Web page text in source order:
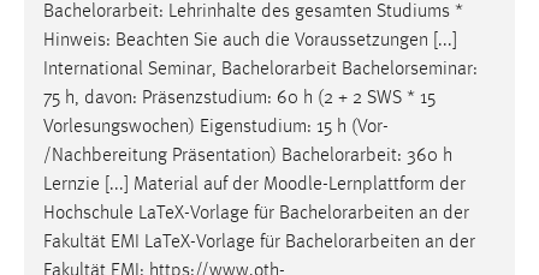
Bachelorarbeit: Lehrinhalte des gesamten Studiums *
Hinweis: Beachten Sie auch die Voraussetzungen [...]
International Seminar, Bachelorarbeit Bachelorseminar:
75 h, davon: Präsenzstudium: 60 h (2 + 2 SWS * 15
Vorlesungswochen) Eigenstudium: 15 h (Vor-
/Nachbereitung Präsentation) Bachelorarbeit: 360 h
Lernzie [...] Material auf der Moodle-Lernplattform der
Hochschule LaTeX-Vorlage für Bachelorarbeiten an der
Fakultät EMI LaTeX-Vorlage für Bachelorarbeiten an der
Fakultät EMI: https://www.oth-